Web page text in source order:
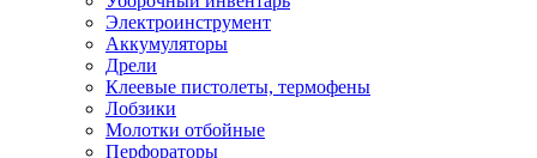
Электроинструмент
Аккумуляторы
Дрели
Клеевые пистолеты, термофены
Лобзики
Молотки отбойные
Перфораторы